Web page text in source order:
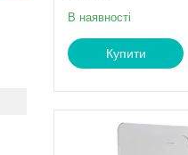
В наявності
Купити